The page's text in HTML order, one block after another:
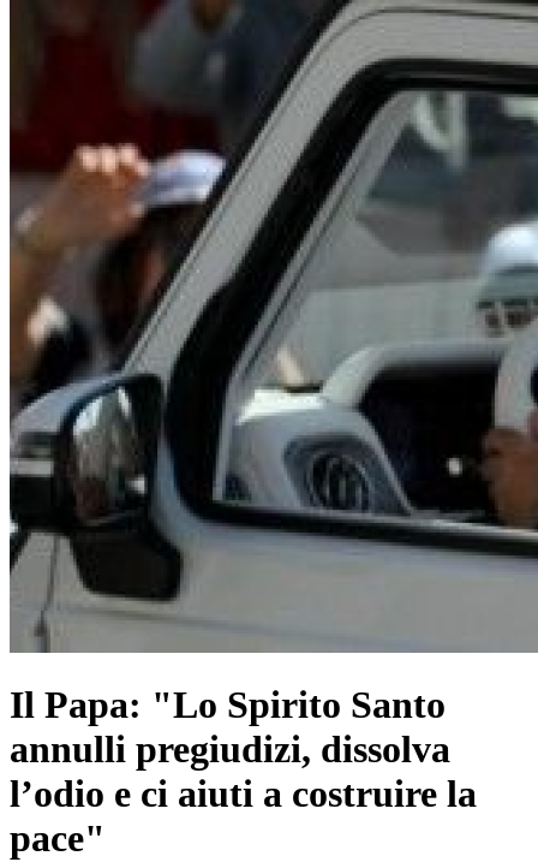
Il Papa: "Lo Spirito Santo
annulli pregiudizi, dissolva
l’odio e ci aiuti a costruire la
pace"